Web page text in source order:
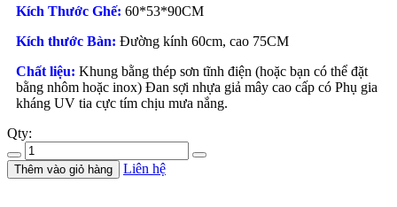
Kích Thước Ghế: 60*53*90CM
Kích thước Bàn: Đường kính 60cm, cao 75CM
Chất liệu: Khung bằng thép sơn tĩnh điện (hoặc bạn có thể đặt
bằng nhôm hoặc inox) Đan sợi nhựa giả mây cao cấp có Phụ gia
kháng UV tia cực tím chịu mưa nắng.
Qty:
Thêm vào giỏ hàng Liên hệ